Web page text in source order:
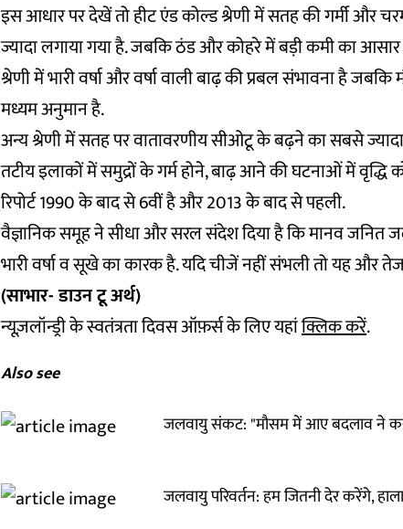
इस आधार पर देखें तो हीट एंड कोल्ड श्रेणी में सतह की गर्मी और
ज्यादा लगाया गया है. जबकि ठंड और कोहरे में बड़ी कमी का आसार
श्रेणी में भारी वर्षा और वर्षा वाली बाढ़ की प्रबल संभावना है
मध्यम अनुमान है.
अन्य श्रेणी में सतह पर वातावरणीय सीओटू के बढ़ने का सबसे
तटीय इलाकों में समुद्रों के गर्म होने, बाढ़ आने की घटनाओं में
रिपोर्ट 1990 के बाद से 6वीं है और 2013 के बाद से पहली.
वैज्ञानिक समूह ने सीधा और सरल संदेश दिया है कि मानव जनित
भारी वर्षा व सूखे का कारक है. यदि चीजें नहीं संभली तो यह और
(साभार- डाउन टू अर्थ)
न्यूज़लॉन्ड्री के स्वतंत्रता दिवस ऑफ़र्स के लिए यहांक्लिक करें.
Also see
जलवायु संकट: "मौसम में आए बदलाव ने
जलवायु परिवर्तन: हम जितनी देर करेंगे,